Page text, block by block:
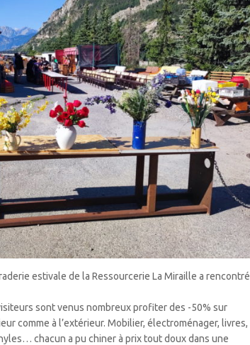
estivale de la Ressourcerie La Miraille a rencontré
sont venus nombreux profiter des -50% sur
comme à l’extérieur. Mobilier, électroménager, livres,
chacun a pu chiner à prix tout doux dans une